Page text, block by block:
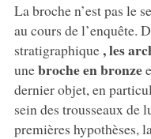
La broche n’est pas le
au cours de l’enquête.
stratigraphique, les
unebroche en bronze
dernier objet, en
sein des trousseaux de
premières hypothèses,